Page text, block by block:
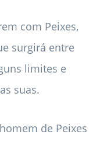
com Peixes,
surgirá entre
limites e
suas.
de Peixes